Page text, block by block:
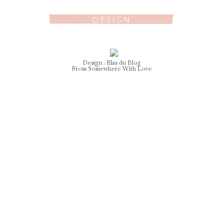
DESIGN
Design : Elsadu Blog
From Somewhere With Love